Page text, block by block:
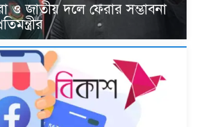
ও জাতীয় দলে ফেরার সম্ভাবনা